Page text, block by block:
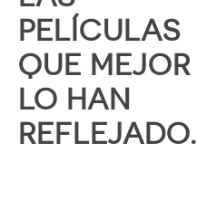
PELÍCULAS
QUE MEJOR
LO HAN
REFLEJADO.